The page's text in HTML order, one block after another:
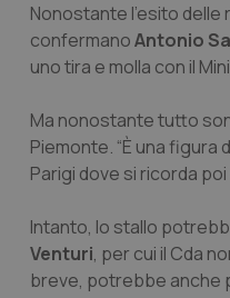
Nonostante l’esito
confermanoAntonio
uno tira e molla con il
Ma nonostante tutto
Piemonte. “È una
Parigi dove si ricorda
Intanto, lo stallo
Venturi, per cui il Cda
breve, potrebbe anche